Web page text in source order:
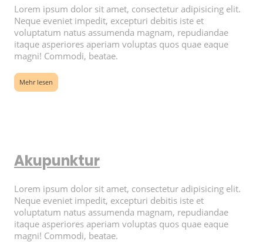
Lorem ipsum dolor sit amet, consectetur adipisicing elit.
Neque eveniet impedit, excepturi debitis iste et
voluptatum natus assumenda magnam, repudiandae
itaque asperiores aperiam voluptas quos quae eaque
magni! Commodi, beatae.
Mehr lesen
Akupunktur
Lorem ipsum dolor sit amet, consectetur adipisicing elit.
Neque eveniet impedit, excepturi debitis iste et
voluptatum natus assumenda magnam, repudiandae
itaque asperiores aperiam voluptas quos quae eaque
magni! Commodi, beatae.